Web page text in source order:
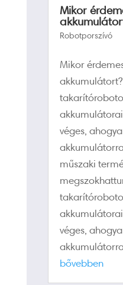
Mikor
Robotporszívó
Mikor
véges,
műszaki
véges,
bővebben